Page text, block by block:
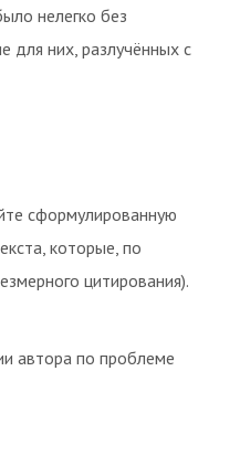
нелегко без
для них, разлучённых с
сформулированную
которые, по
цитирования).
автора по проблеме